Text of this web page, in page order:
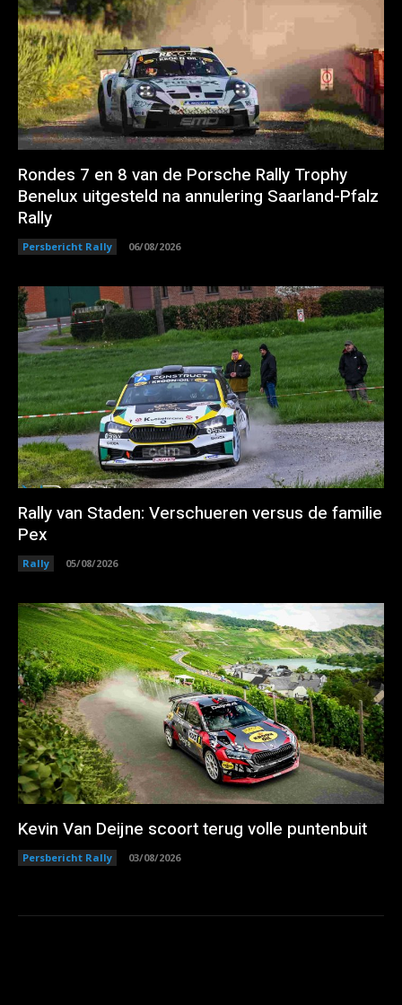
Rondes 7 en 8 van de Porsche Rally Trophy
Benelux uitgesteld na annulering Saarland-Pfalz
Rally
Persbericht Rally 06/08/2026
Rally van Staden: Verschueren versus de familie
Pex
Rally 05/08/2026
Kevin Van Deijne scoort terug volle puntenbuit
Persbericht Rally 03/08/2026